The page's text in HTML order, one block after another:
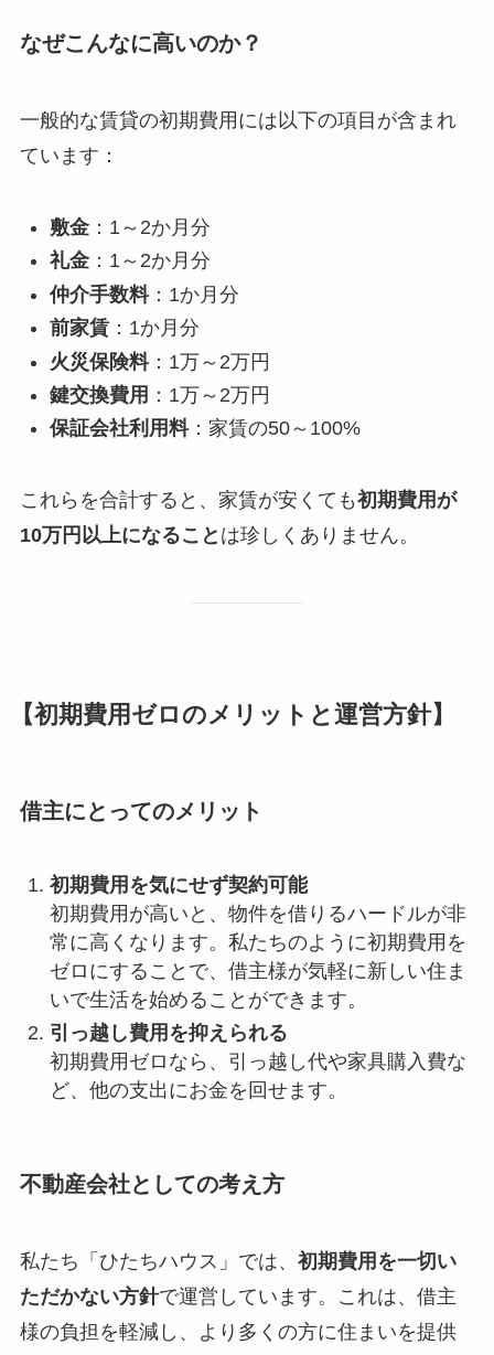
なぜこんなに高いのか？
一般的な賃貸の初期費用には以下の項目が含まれ
ています：
敷金：1～2か月分
礼金：1～2か月分
仲介手数料：1か月分
前家賃：1か月分
火災保険料：1万～2万円
鍵交換費用 ：1万～2万円
保証会社利用料：家賃の50～100%
これらを合計すると、家賃が安くても初期費用が
10万円以上になること は珍しくありません。
【初期費用ゼロのメリットと運営方針】
借主にとってのメリット
初期費用を気にせず契約可能
初期費用が高いと、物件を借りるハードルが非
常に高くなります。私たちのように初期費用を
ゼロにすることで、借主様が気軽に新しい住ま
いで生活を始めることができます。
引っ越し費用を抑えられる
初期費用ゼロなら、引っ越し代や家具購入費な
ど、他の支出にお金を回せます。
不動産会社としての考え方
私たち「ひたちハウス」では、 初期費用を一切い
ただかない方針で運営しています。これは、借主
様の負担を軽減し、より多くの方に住まいを提供